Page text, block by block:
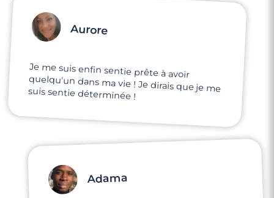
Aurore
Je me suis enfin sentie prête à avoir
quelqu'un dans ma vie ! Je dirais que je me
suis sentie déterminée !
Adama